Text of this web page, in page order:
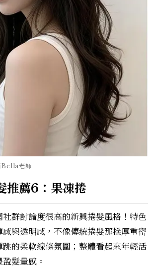
老師
推薦6：果凍捲
群討論度很高的新興捲髮風格！特色
與透明感，不像傳統捲髮那樣厚重密
跳的柔軟線條氛圍；整體看起來年輕活
髮量感。